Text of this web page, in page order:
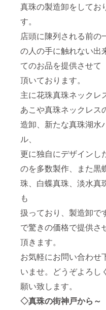
真珠の製造卸をしてお
す。
店頭に陳列される前の
の人の手に触れない出
てのお品を提供させて
頂いております。
主に花珠真珠ネックレ
あこや真珠ネックレス
造卸、新たな真珠湖水
ル、
更に独自にデザインし
のを多数製作、また黒
珠、白蝶真珠、淡水真
も
扱っており、製造卸で
で驚きの価格で提供さ
頂きます。
お気軽にお問い合わせ
いませ。どうぞよろし
願い致します。
◇真珠の街神戸から～